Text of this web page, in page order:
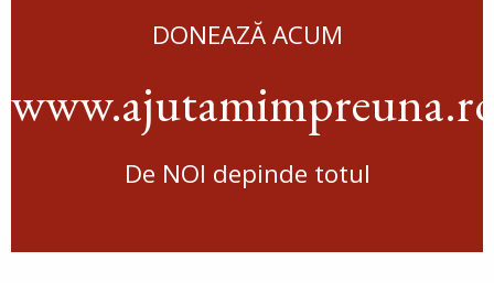
DONEAZĂ ACUM
De NOI depinde totul